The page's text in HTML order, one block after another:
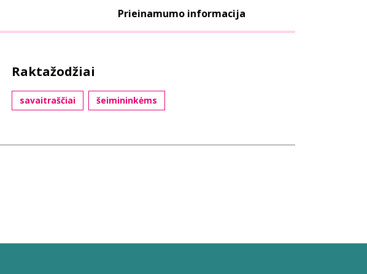
Prieinamumo informacija
Raktažodžiai
savaitraščiai šeimininkėms